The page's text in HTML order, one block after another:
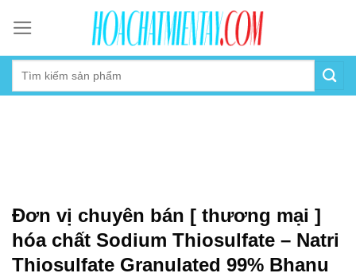
content
Đơn vị chuyên bán [ thương mại ]
hóa chất Sodium Thiosulfate – Natri
Thiosulfate Granulated 99% Bhanu